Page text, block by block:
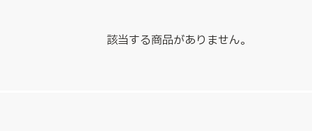
該当する商品がありません。